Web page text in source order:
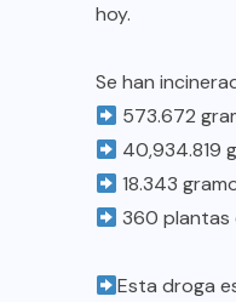
hoy.
Se han
573.672
40,934.819
18.343
360 plantas
Esta droga